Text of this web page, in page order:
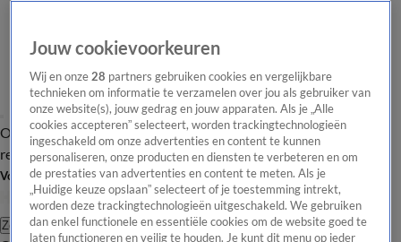
Overzicht Laatste nieuws Regionieuws Het beste van Hart
Tip de
redactie
Volg Hart van Nederland
Zoeken
Jouw cookievoorkeuren
Wij en onze28 partners gebruiken cookies en vergelijkbare
technieken om informatie te verzamelen over jou als gebruiker van
onze website(s), jouw gedrag en jouw apparaten. Als je „Alle
cookies accepteren” selecteert, worden trackingtechnologieën
ingeschakeld om onze advertenties en content te kunnen
personaliseren, onze producten en diensten te verbeteren en om
de prestaties van advertenties en content te meten. Als je
„Huidige keuze opslaan” selecteert of je toestemming intrekt,
worden deze trackingtechnologieën uitgeschakeld. We gebruiken
dan enkel functionele en essentiële cookies om de website goed te
laten functioneren en veilig te houden. Je kunt dit menu op ieder